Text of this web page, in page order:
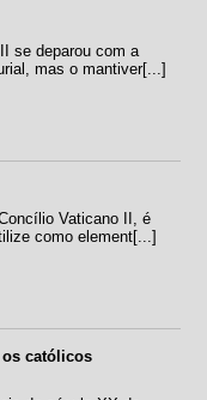
se deparou com a
mas o mantiver[...]
Vaticano II, é
como element[...]
os católicos